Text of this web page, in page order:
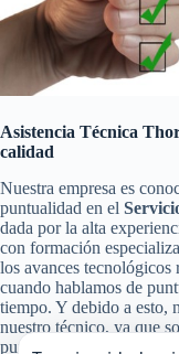
Asistencia Técnica
calidad
Nuestra empresa es
puntualidad en el
dada por la alta
con formación
los avances tecnológicos
cuando hablamos de
tiempo. Y debido a esto,
nuestro técnico, ya que
puntualidad, para poder